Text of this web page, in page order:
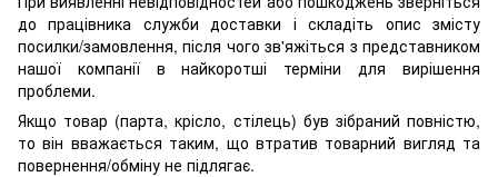
до працівника служби доставки і складіть опис змісту
посилки/замовлення, після чого зв'яжіться з представником
нашої компанії в найкоротші терміни для вирішення
проблеми.
Якщо товар (парта, крісло, стілець) був зібраний повністю,
то він вважається таким, що втратив товарний вигляд та
повернення/обміну не підлягає.